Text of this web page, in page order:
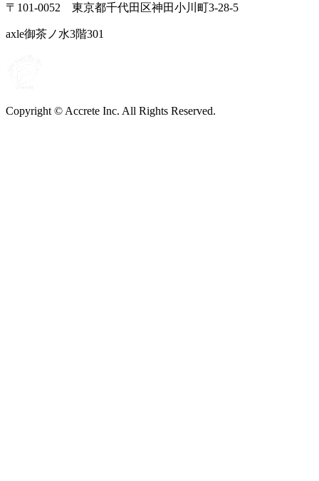
〒101-0052 東京都千代田区神田小川町3-28-5
axle御茶ノ水3階301
Copyright © Accrete Inc. All Rights Reserved.